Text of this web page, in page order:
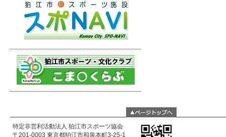
特定非営利活動法人 狛江市スポーツ協会
〒201-0003 東京都狛江市和泉本町3-25-1